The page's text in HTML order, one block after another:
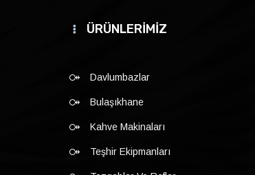
ÜRÜNLERİMİZ
Davlumbazlar
Bulaşıkhane
Kahve Makinaları
Teşhir Ekipmanları